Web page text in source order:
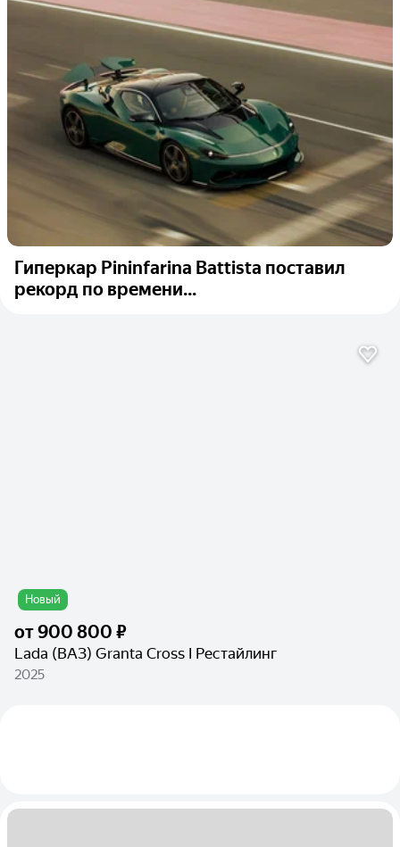
Гиперкар Pininfarina Battista поставил
рекорд по времени...
Новый
от900 800 ₽
Lada (ВАЗ) Granta Cross I Рестайлинг
2025